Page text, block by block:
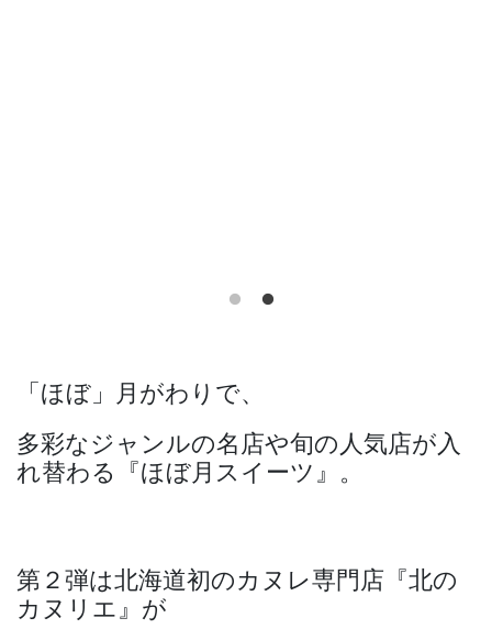
「ほぼ」月がわりで、
多彩なジャンルの名店や旬の人気店が入
れ替わる『ほぼ月スイーツ』。
第２弾は北海道初のカヌレ専門店『北の
カヌリエ』が